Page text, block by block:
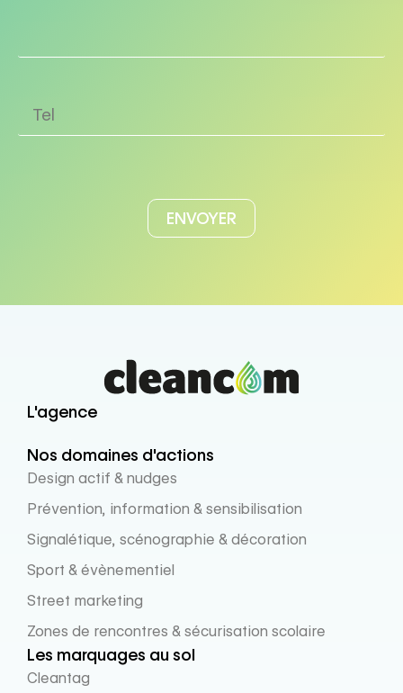
L'agence
Nos domaines d'actions
Design actif & nudges
Prévention, information & sensibilisation
Signalétique, scénographie & décoration
Sport & évènementiel
Street marketing
Zones de rencontres & sécurisation scolaire
Les marquages au sol
Cleantag